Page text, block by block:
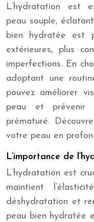
L’hydratation est
peau souple,
bien hydratée est
extérieures, plus
imperfections. En
adoptant une
pouvez améliorer
peau et prévenir
prématuré.
votre peau en
L’importance de
L’hydratation est
maintient
déshydratation et
peau bien hydratée